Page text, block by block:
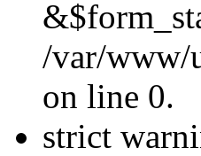
/var/www/
on line 0.
strict